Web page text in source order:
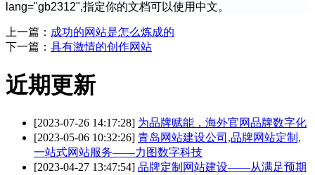
lang="gb2312",指定你的文档可以使用中文。
上一篇： 成功的网站是怎么炼成的
下一篇： 具有激情的创作网站
近期更新
[2023-07-26 14:17:28] 为品牌赋能，海外官网品牌数字化
[2023-05-06 10:32:26] 青岛网站建设公司,品牌网站定制,
一站式网站服务——力图数字科技
[2023-04-27 13:47:54] 品牌定制网站建设——从满足预期